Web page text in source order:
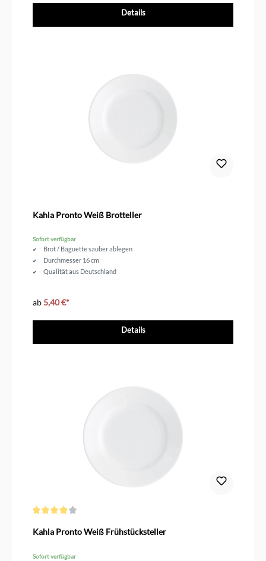
Details
Kahla Pronto Weiß Brotteller
Sofort verfügbar
Brot / Baguette sauber ablegen
Durchmesser 16 cm
Qualität aus Deutschland
ab 5,40 €*
Details
Kahla Pronto Weiß Frühstücksteller
Sofort verfügbar